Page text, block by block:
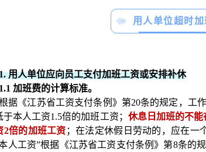
用人单位超时
用人单位应向员工支付加班工资或安排补休
1.1 加班费的计算标准。
据《江苏省工资支付条例》第20条的规定，工
于本人工资1.5倍的加班工资； 休息日加班的不能
2倍的加班工资 ；在法定休假日劳动的，应在一
人工资”根据《江苏省工资支付条例》第8条的规